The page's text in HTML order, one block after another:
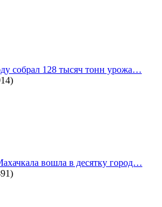
собрал 128 тысяч тонн урожа…
вошла в десятку город…